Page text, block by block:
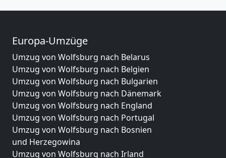
Europa-Umzüge
Umzug von Wolfsburg nach Belarus
Umzug von Wolfsburg nach Belgien
Umzug von Wolfsburg nach Bulgarien
Umzug von Wolfsburg nach Dänemark
Umzug von Wolfsburg nach England
Umzug von Wolfsburg nach Portugal
Umzug von Wolfsburg nach Bosnien
und Herzegowina
Umzug von Wolfsburg nach Irland